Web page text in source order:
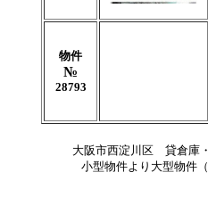
物件
№
28793
大阪市西淀川区 貸倉庫
小型物件より大型物件